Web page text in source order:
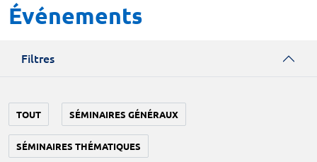
Événements
Filtres
TOUT SÉMINAIRES GÉNÉRAUX
SÉMINAIRES THÉMATIQUES